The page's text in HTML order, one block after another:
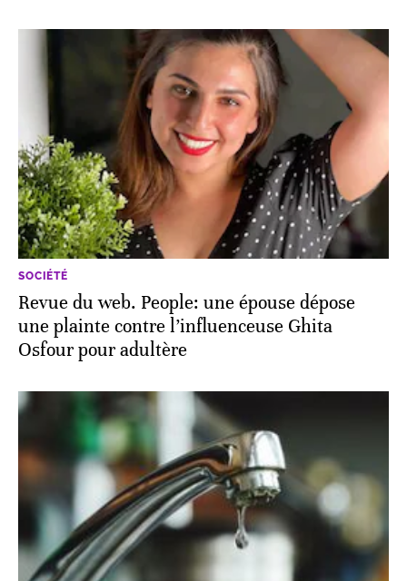
SOCIÉTÉ
Revue du web. People: une épouse dépose
une plainte contre l’influenceuse Ghita
Osfour pour adultère